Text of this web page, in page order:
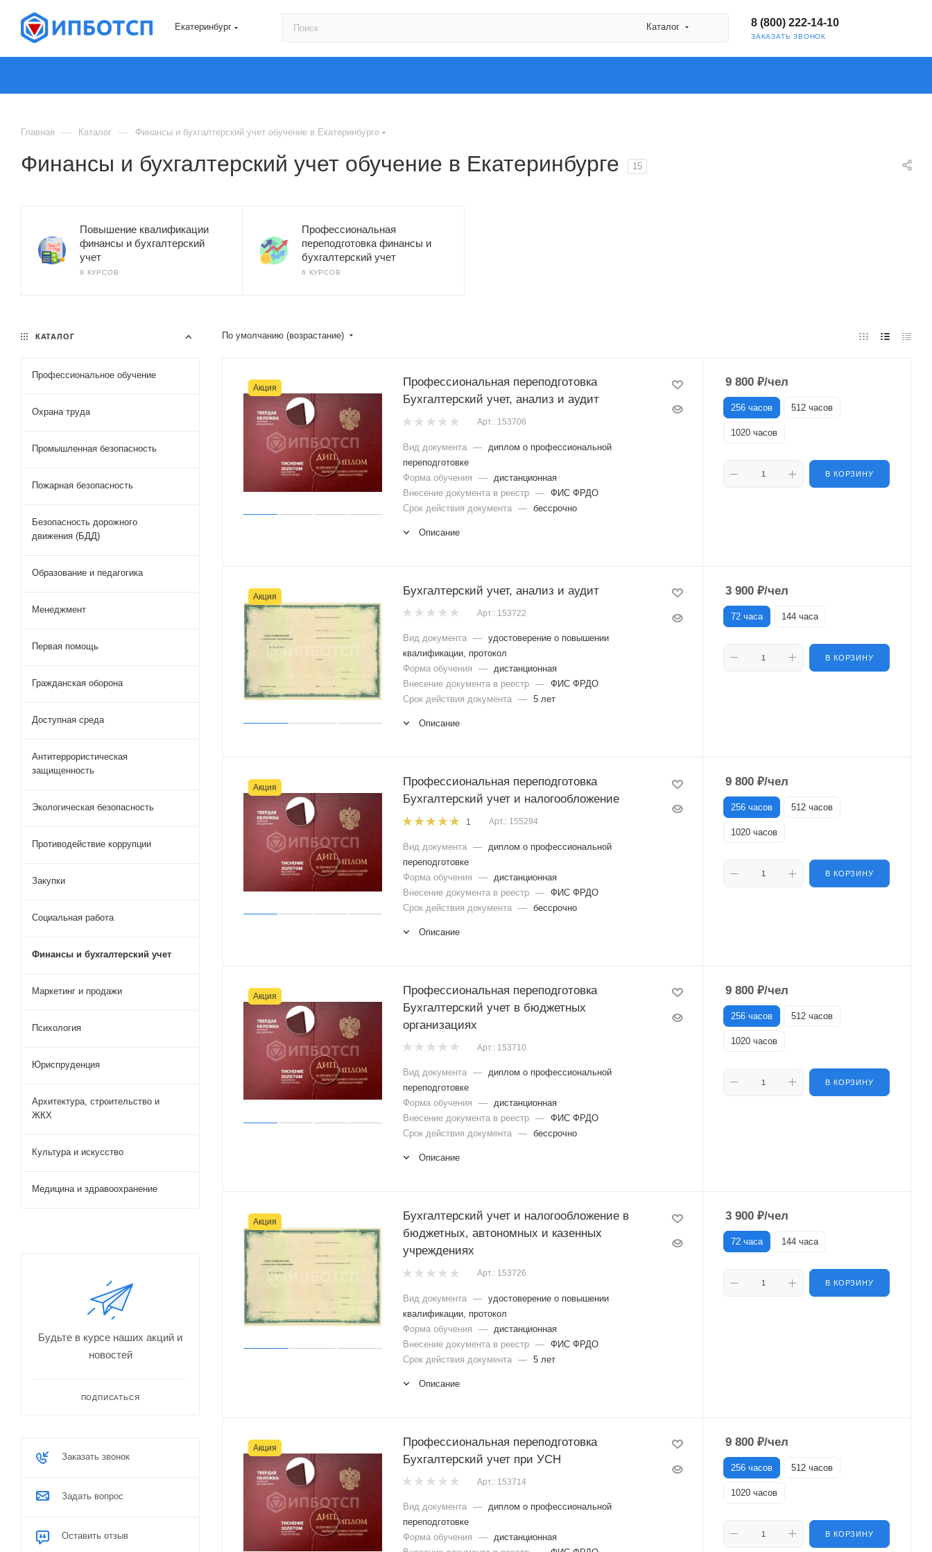
Екатеринбург Каталог 8 (800) 222-14-10
ЗАКАЗАТЬ ЗВОНОК
Главная — Каталог — Финансы и бухгалтерский учет обучение в Екатеринбурге
Финансы и бухгалтерский учет обучение в Екатеринбурге 15
Повышение квалификации
финансы и бухгалтерский
учет
9 КУРСОВ
Профессиональная
переподготовка финансы и
бухгалтерский учет
6 КУРСОВ
По умолчанию (возрастание)
Акция
Профессиональная переподготовка
Бухгалтерский учет, анализ и аудит
Арт.: 153706
Вид документа —
диплом о профессиональной
переподготовке
Форма обучения
—
дистанционная
Внесение документа в реестр — ФИС ФРДО
Срок действия документа — бессрочно
Описание
9 800 ₽/чел
256 часов 512 часов
1020 часов
В КОРЗИНУ
Акция Бухгалтерский учет, анализ и аудит
Арт.: 153722
Вид документа — удостоверение о повышении
квалификации, протокол
Форма обучения
— дистанционная
Внесение документа в реестр — ФИС ФРДО
Срок действия документа — 5 лет
Описание
3 900 ₽/чел
72 часа 144 часа
В КОРЗИНУ
Акция
Профессиональная переподготовка
Бухгалтерский учет и налогообложение
1 Арт.: 155294
Вид документа —
диплом о профессиональной
переподготовке
Форма обучения
—
дистанционная
Внесение документа в реестр — ФИС ФРДО
Срок действия документа — бессрочно
Описание
9 800 ₽/чел
256 часов 512 часов
1020 часов
В КОРЗИНУ
Акция
Профессиональная переподготовка
Бухгалтерский учет в бюджетных
организациях
Арт.: 153710
Вид документа — диплом о профессиональной
переподготовке
Форма обучения
— дистанционная
Внесение документа в реестр — ФИС ФРДО
Срок действия документа — бессрочно
Описание
9 800 ₽/чел
256 часов 512 часов
1020 часов
В КОРЗИНУ
Акция
Бухгалтерский учет и налогообложение в
бюджетных, автономных и казенных
учреждениях
Арт.: 153726
Вид документа — удостоверение о повышении
квалификации, протокол
Форма обучения
—
дистанционная
Внесение документа в реестр — ФИС ФРДО
Срок действия документа — 5 лет
Описание
3 900 ₽/чел
72 часа 144 часа
В КОРЗИНУ
Акция
Профессиональная переподготовка
Бухгалтерский учет при УСН
Арт.: 153714
Вид документа — диплом о профессиональной
переподготовке
Форма обучения
— дистанционная
9 800 ₽/чел
256 часов 512 часов
1020 часов
В КОРЗИНУ
КАТАЛОГ
Профессиональное обучение
Охрана труда
Промышленная безопасность
Пожарная безопасность
Безопасность дорожного
движения (БДД)
Образование и педагогика
Менеджмент
Первая помощь
Гражданская оборона
Доступная среда
Антитеррористическая
защищенность
Экологическая безопасность
Противодействие коррупции
Закупки
Социальная работа
Финансы и бухгалтерский учет
Маркетинг и продажи
Психология
Юриспруденция
Архитектура, строительство и
ЖКХ
Культура и искусство
Медицина и здравоохранение
Будьте в курсе наших акций и
новостей
ПОДПИСАТЬСЯ
Заказать звонок
Задать вопрос
Оставить отзыв